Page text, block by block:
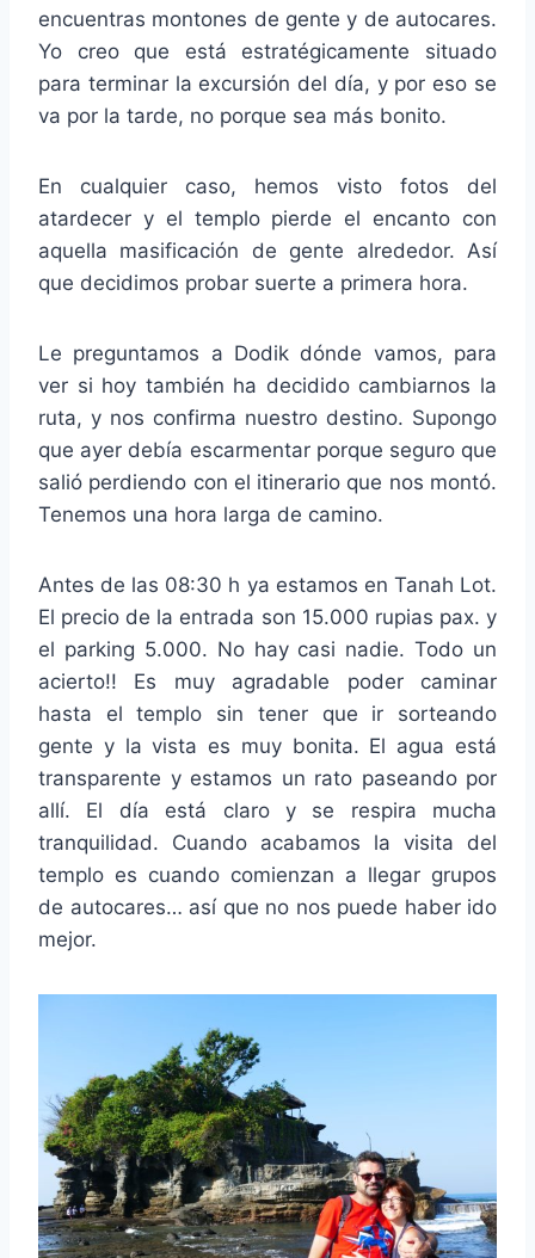
encuentras montones de gente y de autocares.
Yo creo que está estratégicamente situado
para terminar la excursión del día, y por eso se
va por la tarde, no porque sea más bonito.
En cualquier caso, hemos visto fotos del
atardecer y el templo pierde el encanto con
aquella masificación de gente alrededor. Así
que decidimos probar suerte a primera hora.
Le preguntamos a Dodik dónde vamos, para
ver si hoy también ha decidido cambiarnos la
ruta, y nos confirma nuestro destino. Supongo
que ayer debía escarmentar porque seguro que
salió perdiendo con el itinerario que nos montó.
Tenemos una hora larga de camino.
Antes de las 08:30 h ya estamos en Tanah Lot.
El precio de la entrada son 15.000 rupias pax. y
el parking 5.000. No hay casi nadie. Todo un
acierto!! Es muy agradable poder caminar
hasta el templo sin tener que ir sorteando
gente y la vista es muy bonita. El agua está
transparente y estamos un rato paseando por
allí. El día está claro y se respira mucha
tranquilidad. Cuando acabamos la visita del
templo es cuando comienzan a llegar grupos
de autocares… así que no nos puede haber ido
mejor.